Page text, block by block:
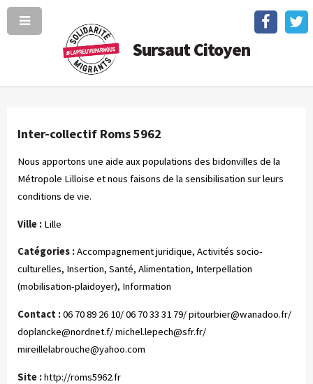
Sursaut Citoyen
Inter-collectif Roms 5962
Nous apportons une aide aux populations des bidonvilles de la
Métropole Lilloise et nous faisons de la sensibilisation sur leurs
conditions de vie.
Ville : Lille
Catégories :Accompagnement juridique, Activités socio-
culturelles, Insertion, Santé, Alimentation, Interpellation
(mobilisation-plaidoyer), Information
Contact :06 70 89 26 10/ 06 70 33 31 79/pitourbier@wanadoo.fr/
doplancke@nordnet.f/michel.lepech@sfr.fr/
mireillelabrouche@yahoo.com
Site :http://roms5962.fr